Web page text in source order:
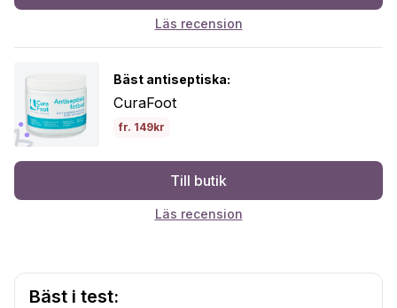
Läs recension
Bäst antiseptiska:
CuraFoot
fr. 149kr
Till butik
Läs recension
Bäst i test: